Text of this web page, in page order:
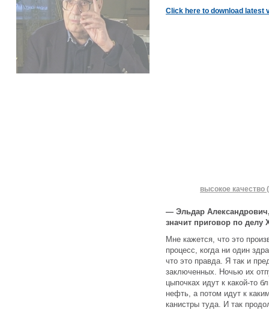
Click here to download latest
высокое качество
— Эльдар
значит приговор по делу
Мне кажется, что это
процесс, когда ни один
что это правда. Я так и
заключенных. Ночью их
цыпочках идут к какой-то
нефть, а потом идут к
канистры туда. И так